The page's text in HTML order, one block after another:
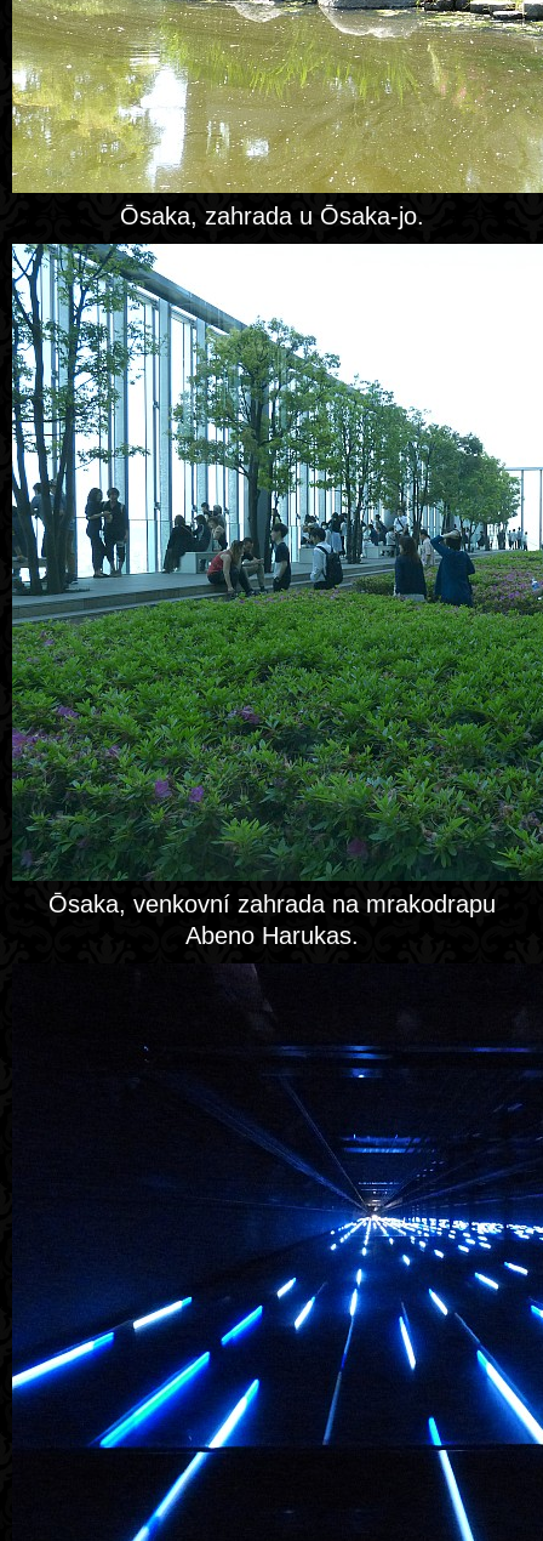
Ōsaka, zahrada u Ōsaka-jo.
Ōsaka, venkovní zahrada na mrakodrapu
Abeno Harukas.